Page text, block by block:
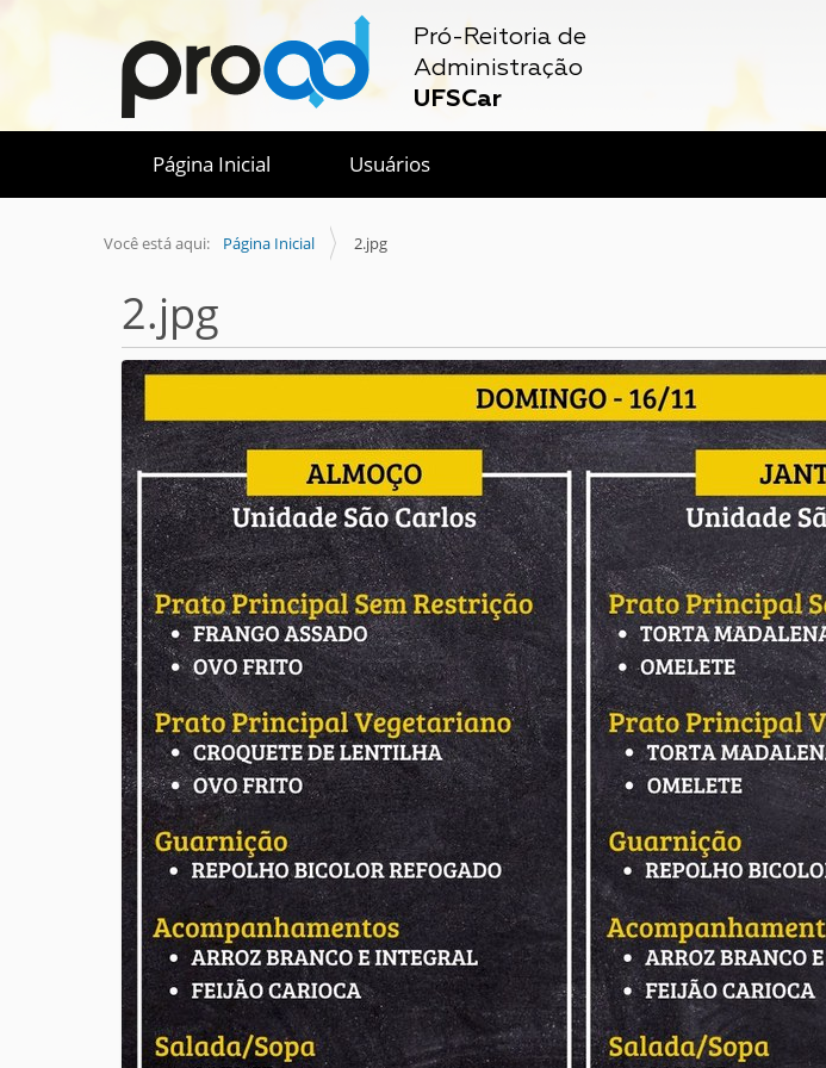
Pró-Reitoria de
Administração
UFSCar
Página Inicial Usuários
Você está aqui: Página Inicial 2.jpg
2.jpg